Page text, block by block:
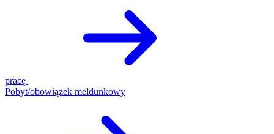
pracę
Pobyt/obowiązek meldunkowy